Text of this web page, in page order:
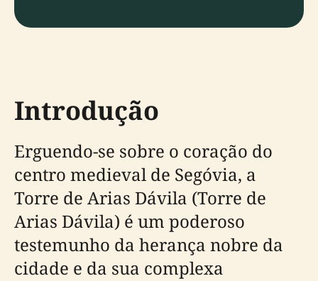
Introdução
Erguendo-se sobre o coração do
centro medieval de Segóvia, a
Torre de Arias Dávila (Torre de
Arias Dávila) é um poderoso
testemunho da herança nobre da
cidade e da sua complexa